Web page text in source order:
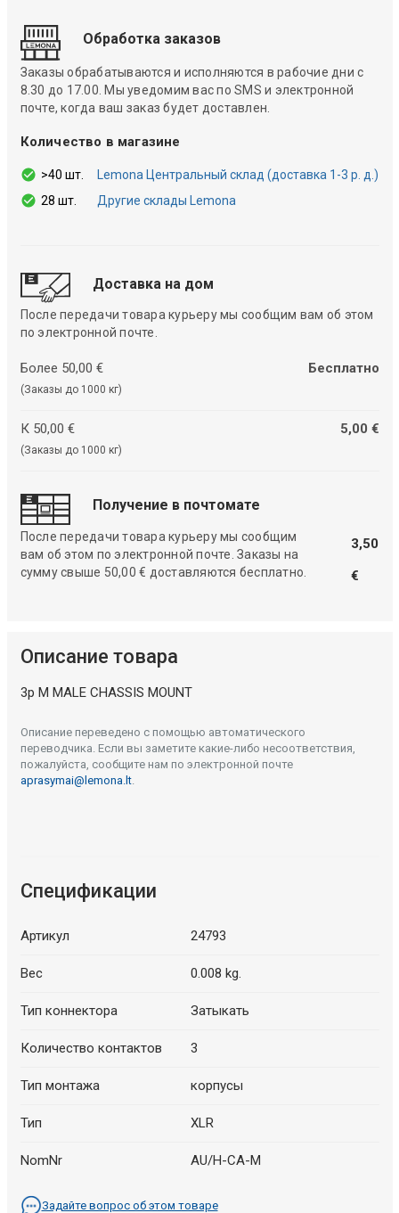
Обработка заказов
Заказы обрабатываются и исполняются в рабочие дни с
8.30 до 17.00. Мы уведомим вас по SMS и электронной
почте, когда ваш заказ будет доставлен.
Количество в магазине
>40 шт.
Lemona Центральный склад (доставка 1-3 р. д.)
28 шт.
Другие склады Lemona
Доставка на дом
После передачи товара курьеру мы сообщим вам об этом
по электронной почте.
Более 50,00 €
(Заказы до 1000 кг)
Бесплатно
К 50,00 €
(Заказы до 1000 кг)
5,00 €
Получение в почтомате
После передачи товара курьеру мы сообщим
вам об этом по электронной почте. Заказы на
сумму свыше 50,00 € доставляются бесплатно.
3,50
€
Описание товара
3p M MALE CHASSIS MOUNT
Описание переведено с помощью автоматического
переводчика. Если вы заметите какие-либо несоответствия,
пожалуйста, сообщите нам по электронной почте
aprasymai@lemona.lt.
Спецификации
Артикул 24793
Вес 0.008 kg.
Тип коннектора Затыкать
Количество контактов 3
Тип монтажа корпусы
Тип XLR
NomNr AU/H-CA-M
Задайте вопрос об этом товаре